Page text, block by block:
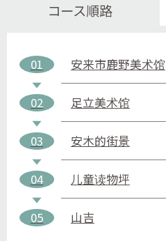
コース順路
01 安来市鹿野美术馆
02 足立美术馆
03 安木的街景
04 儿童读物坪
05 山吉